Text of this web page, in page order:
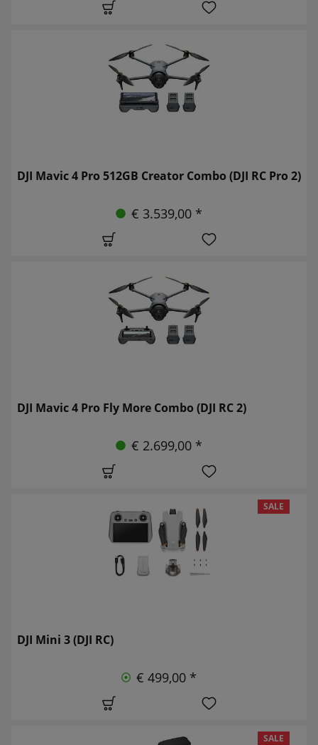
DJI Mavic 4 Pro 512GB Creator Combo (DJI RC Pro 2)
€ 3.539,00 *
DJI Mavic 4 Pro Fly More Combo (DJI RC 2)
€ 2.699,00 *
SALE
DJI Mini 3 (DJI RC)
€ 499,00 *
SALE